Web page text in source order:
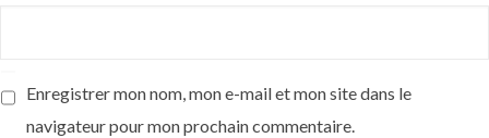
Enregistrer mon nom, mon e-mail et mon site dans le
navigateur pour mon prochain commentaire.